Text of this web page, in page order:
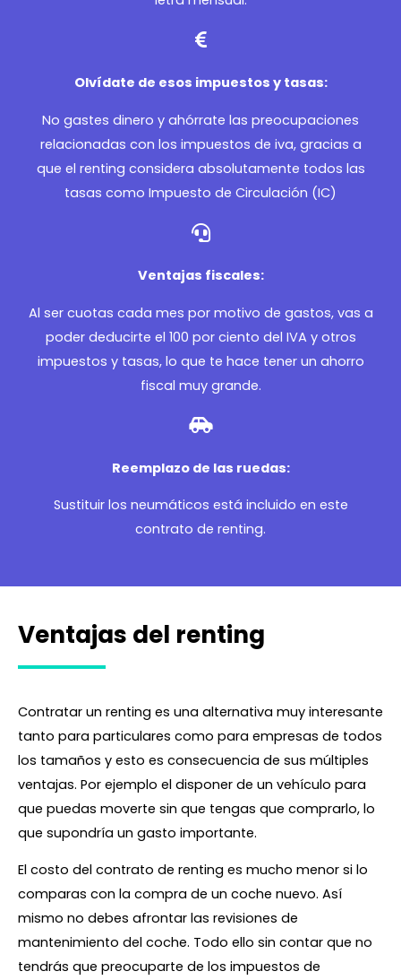
Olvídate de esos impuestos y tasas:
No gastes dinero y ahórrate las preocupaciones
relacionadas con los impuestos de iva, gracias a
que el renting considera absolutamente todos las
tasas como Impuesto de Circulación (IC)
Ventajas fiscales:
Al ser cuotas cada mes por motivo de gastos, vas a
poder deducirte el 100 por ciento del IVA y otros
impuestos y tasas, lo que te hace tener un ahorro
fiscal muy grande.
Reemplazo de las ruedas:
Sustituir los neumáticos está incluido en este
contrato de renting.
Ventajas del renting
Contratar un renting es una alternativa muy interesante
tanto para particulares como para empresas de todos
los tamaños y esto es consecuencia de sus múltiples
ventajas. Por ejemplo el disponer de un vehículo para
que puedas moverte sin que tengas que comprarlo, lo
que supondría un gasto importante.
El costo del contrato de renting es mucho menor si lo
comparas con la compra de un coche nuevo. Así
mismo no debes afrontar las revisiones de
mantenimiento del coche. Todo ello sin contar que no
tendrás que preocuparte de los impuestos de